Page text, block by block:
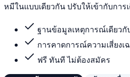
หมีในแบบเดียวกัน ปรับให้เข้ากับกา
ฐานข้อมูลเหตุการณ์เดียว
การคาดการณ์ความเสี่ยง
ฟรี ทันที ไม่ต้องสมัคร